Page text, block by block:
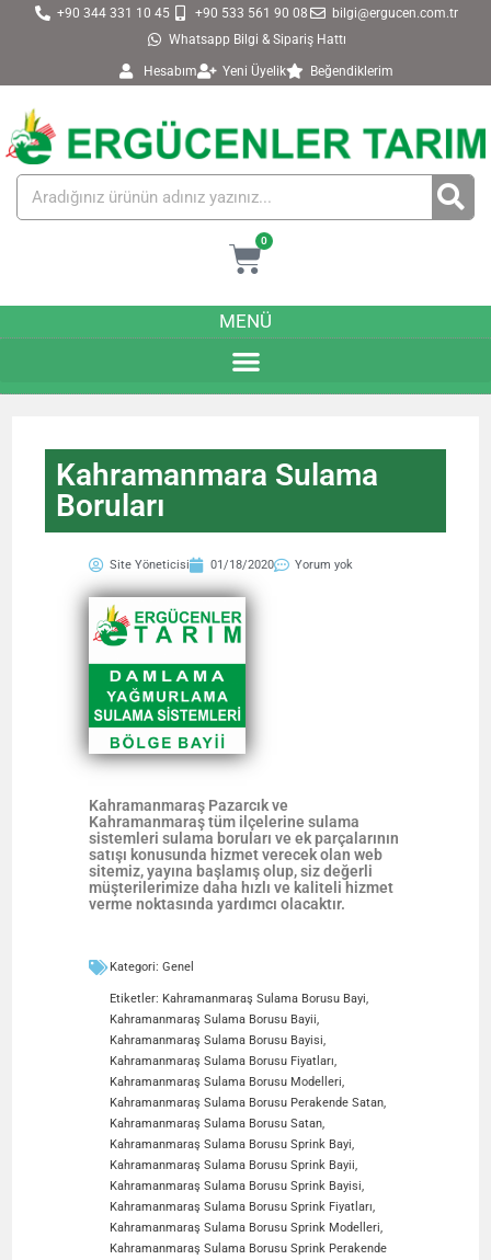
+90 344 331 10 45 +90 533 561 90 08
bilgi@ergucen.com.tr
Whatsapp Bilgi & Sipariş Hattı
Hesabım Yeni Üyelik Beğendiklerim
0
MENÜ
Kahramanmara Sulama
Boruları
Site Yöneticisi 01/18/2020 Yorum yok
Kahramanmaraş Pazarcık ve
Kahramanmaraş tüm ilçelerine sulama
sistemleri sulama boruları ve ek parçalarının
satışı konusunda hizmet verecek olan web
sitemiz, yayına başlamış olup, siz değerli
müşterilerimize daha hızlı ve kaliteli hizmet
verme noktasında yardımcı olacaktır.
Kategori:Genel
Etiketler: Kahramanmaraş Sulama Borusu Bayi,
Kahramanmaraş Sulama Borusu Bayii,
Kahramanmaraş Sulama Borusu Bayisi,
Kahramanmaraş Sulama Borusu Fiyatları,
Kahramanmaraş Sulama Borusu Modelleri,
Kahramanmaraş Sulama Borusu Perakende Satan,
Kahramanmaraş Sulama Borusu Satan,
Kahramanmaraş Sulama Borusu Sprink Bayi,
Kahramanmaraş Sulama Borusu Sprink Bayii,
Kahramanmaraş Sulama Borusu Sprink Bayisi,
Kahramanmaraş Sulama Borusu Sprink Fiyatları,
Kahramanmaraş Sulama Borusu Sprink Modelleri,
Kahramanmaraş Sulama Borusu Sprink Perakende